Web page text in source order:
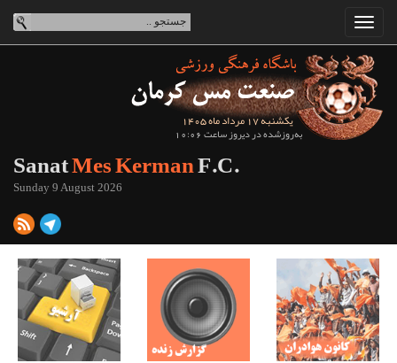
یکشنبه 17 مرداد ماه 1405
به‌روزشده در دیروز ساعت 10:06
SanatMes KermanF.C.
Sunday 9 August 2026